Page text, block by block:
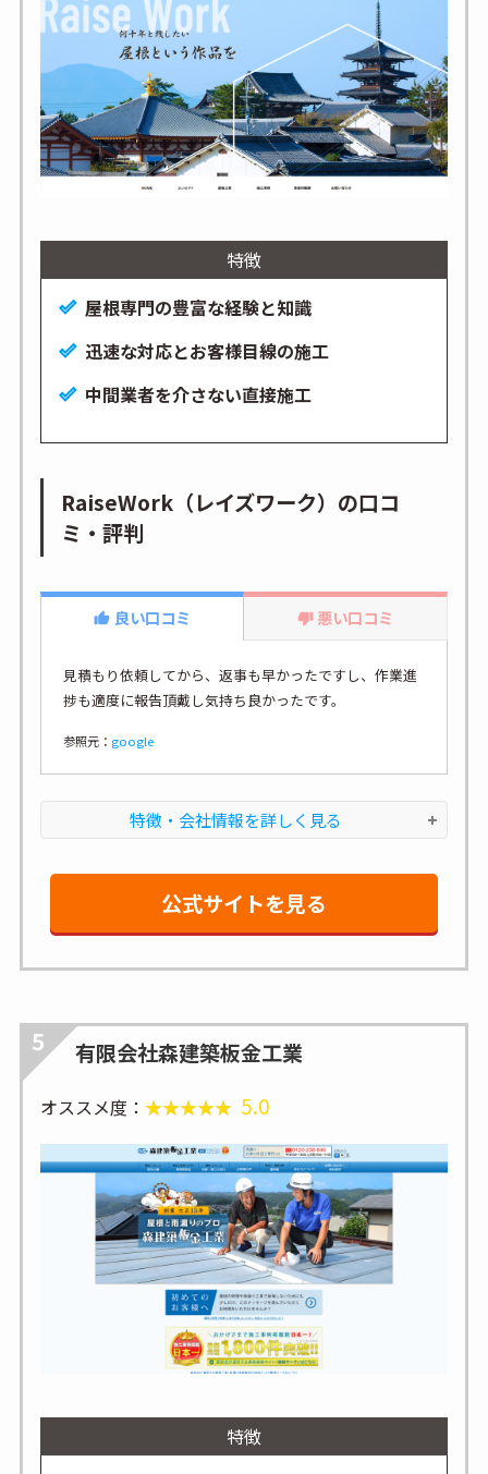
特徴
屋根専門の豊富な経験と知識
迅速な対応とお客様目線の施工
中間業者を介さない直接施工
RaiseWork（レイズワーク）の口コ
ミ・評判
良い口コミ 悪い口コミ
見積もり依頼してから、返事も早かったですし、作業進
捗も適度に報告頂戴し気持ち良かったです。
参照元： google
特徴・会社情報を詳しく見る
公式サイトを見る
5 有限会社森建築板金工業
オススメ度： 5.0
特徴